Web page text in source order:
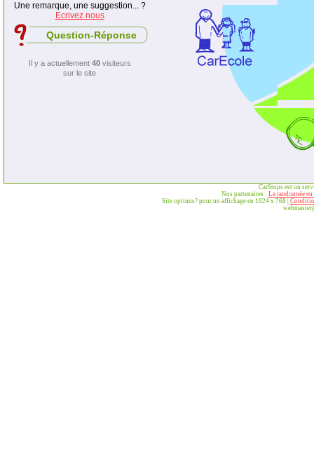
Une remarque, une suggestion... ?
Ecrivez nous
Question-Réponse
Il y a actuellement 40visiteurs
sur le site
CarStops est un
Nos partenaires : La randonnée en
Site optimis? pour un affichage en 1024 x 768 |